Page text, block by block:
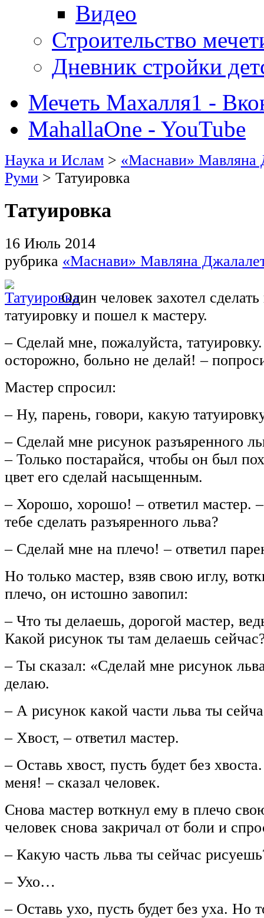
Видео
Строительство
Дневник стройки
Мечеть Махалля1 -
MahallaOne - YouTube
Наука и Ислам > «Маснави» Мавляна
Руми > Татуировка
Татуировка
16 Июль 2014
рубрика «Маснави» Мавляна
Один человек захотел
татуировку и пошел к мастеру.
– Сделай мне, пожалуйста,
осторожно, больно не делай! –
Мастер спросил:
– Ну, парень, говори, какую
– Сделай мне рисунок разъяренного
– Только постарайся, чтобы он был
цвет его сделай насыщенным.
– Хорошо, хорошо! – ответил мастер.
тебе сделать разъяренного льва?
– Сделай мне на плечо! – ответил
Но только мастер, взяв свою иглу,
плечо, он истошно завопил:
– Что ты делаешь, дорогой мастер,
Какой рисунок ты там делаешь
– Ты сказал: «Сделай мне рисунок
делаю.
– А рисунок какой части льва ты
– Хвост, – ответил мастер.
– Оставь хвост, пусть будет без
меня! – сказал человек.
Снова мастер воткнул ему в плечо
человек снова закричал от боли и
– Какую часть льва ты сейчас
– Ухо…
– Оставь ухо, пусть будет без уха. Но